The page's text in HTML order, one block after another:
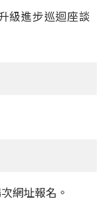
級進步巡迴座談
網址報名。